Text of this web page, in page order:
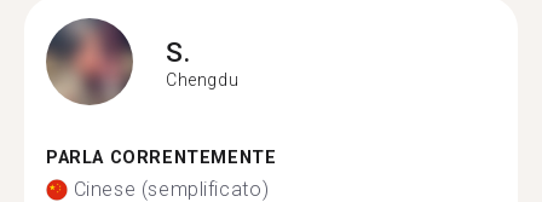
S.
Chengdu
PARLA CORRENTEMENTE
Cinese (semplificato)